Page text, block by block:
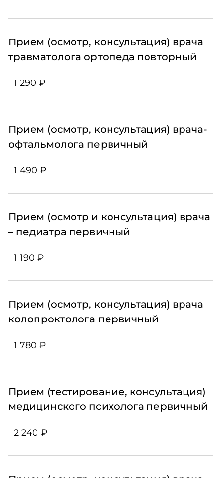
Прием (осмотр, консультация) врача
травматолога ортопеда повторный
1 290 ₽
Прием (осмотр, консультация) врача-
офтальмолога первичный
1 490 ₽
Прием (осмотр и консультация) врача
– педиатра первичный
1 190 ₽
Прием (осмотр, консультация) врача
колопроктолога первичный
1 780 ₽
Прием (тестирование, консультация)
медицинского психолога первичный
2 240 ₽